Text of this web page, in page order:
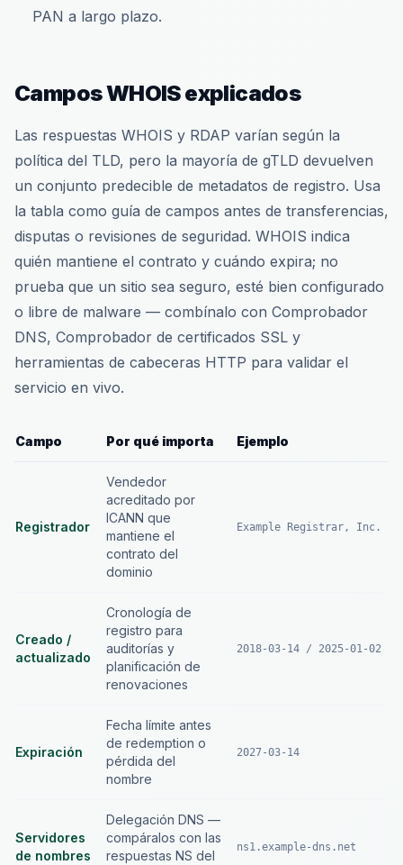
PAN a largo plazo.
Campos WHOIS explicados
Las respuestas WHOIS y RDAP varían según la
política del TLD, pero la mayoría de gTLD devuelven
un conjunto predecible de metadatos de registro. Usa
la tabla como guía de campos antes de transferencias,
disputas o revisiones de seguridad. WHOIS indica
quién mantiene el contrato y cuándo expira; no
prueba que un sitio sea seguro, esté bien configurado
o libre de malware — combínalo con Comprobador
DNS, Comprobador de certificados SSL y
herramientas de cabeceras HTTP para validar el
servicio en vivo.
Campo Por qué importa Ejemplo
Registrador
Vendedor
acreditado por
ICANN que
mantiene el
contrato del
dominio
Example Registrar, Inc.
Creado /
actualizado
Cronología de
registro para
auditorías y
planificación de
renovaciones
2018-03-14 / 2025-01-02
Expiración
Fecha límite antes
de redemption o
pérdida del
nombre
2027-03-14
Servidores
de nombres
Delegación DNS —
compáralos con las
respuestas NS del
ns1.example-dns.net